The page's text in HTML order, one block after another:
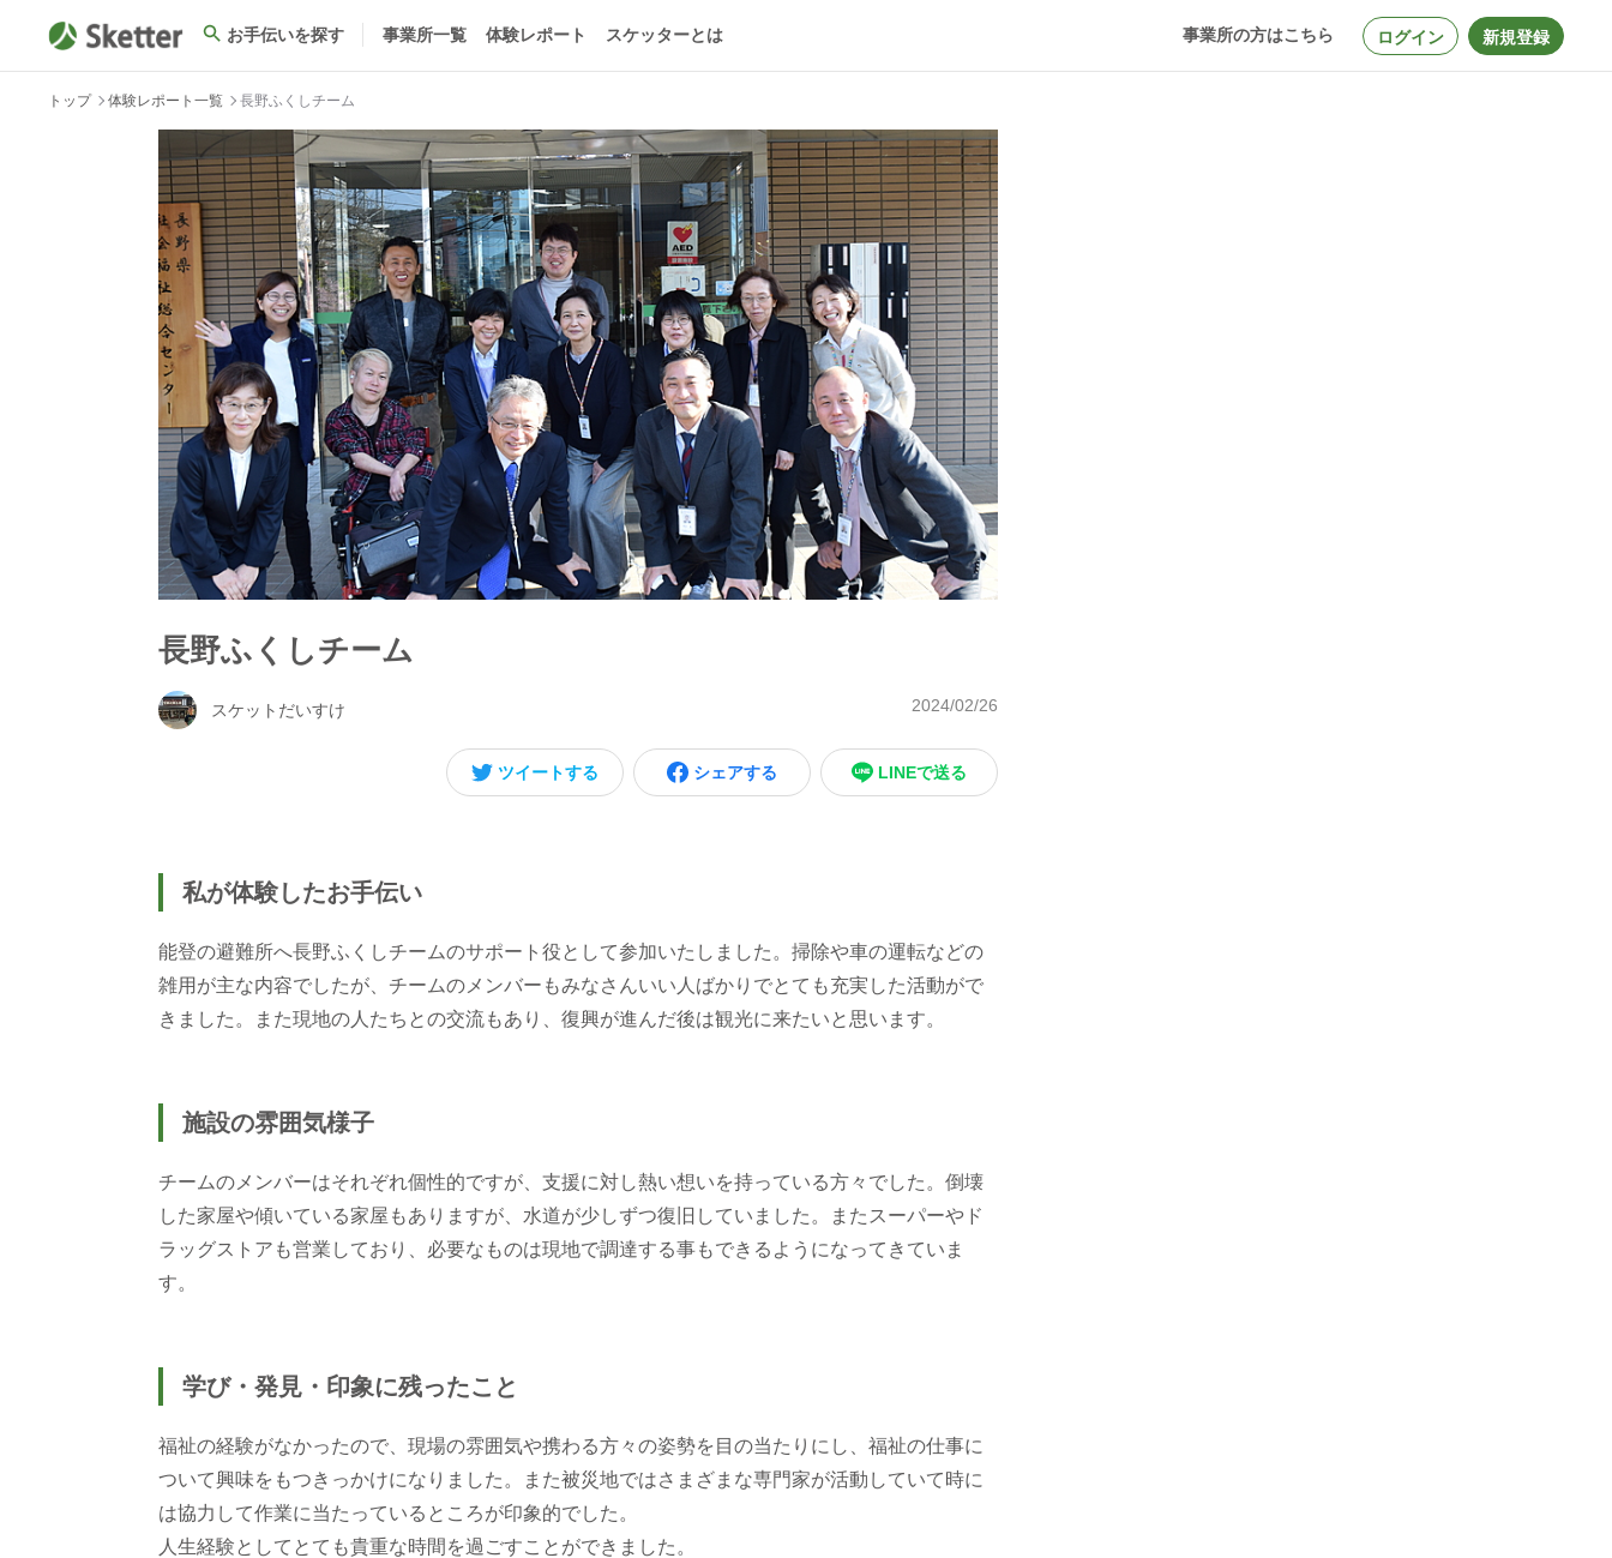
お手伝いを探す 事業所一覧 体験レポート スケッターとは 事業所の方はこちら ログイン 新規登録
トップ 体験レポート一覧 長野ふくしチーム
長野ふくしチーム
スケットだいすけ 2024/02/26
ツイートする シェアする LINEで送る
私が体験したお手伝い
能登の避難所へ長野ふくしチームのサポート役として参加いたしました。掃除や車の運転などの
雑用が主な内容でしたが、チームのメンバーもみなさんいい人ばかりでとても充実した活動がで
きました。また現地の人たちとの交流もあり、復興が進んだ後は観光に来たいと思います。
施設の雰囲気様子
チームのメンバーはそれぞれ個性的ですが、支援に対し熱い想いを持っている方々でした。倒壊
した家屋や傾いている家屋もありますが、水道が少しずつ復旧していました。またスーパーやド
ラッグストアも営業しており、必要なものは現地で調達する事もできるようになってきていま
す。
学び・発見・印象に残ったこと
福祉の経験がなかったので、現場の雰囲気や携わる方々の姿勢を目の当たりにし、福祉の仕事に
ついて興味をもつきっかけになりました。また被災地ではさまざまな専門家が活動していて時に
は協力して作業に当たっているところが印象的でした。
人生経験としてとても貴重な時間を過ごすことができました。